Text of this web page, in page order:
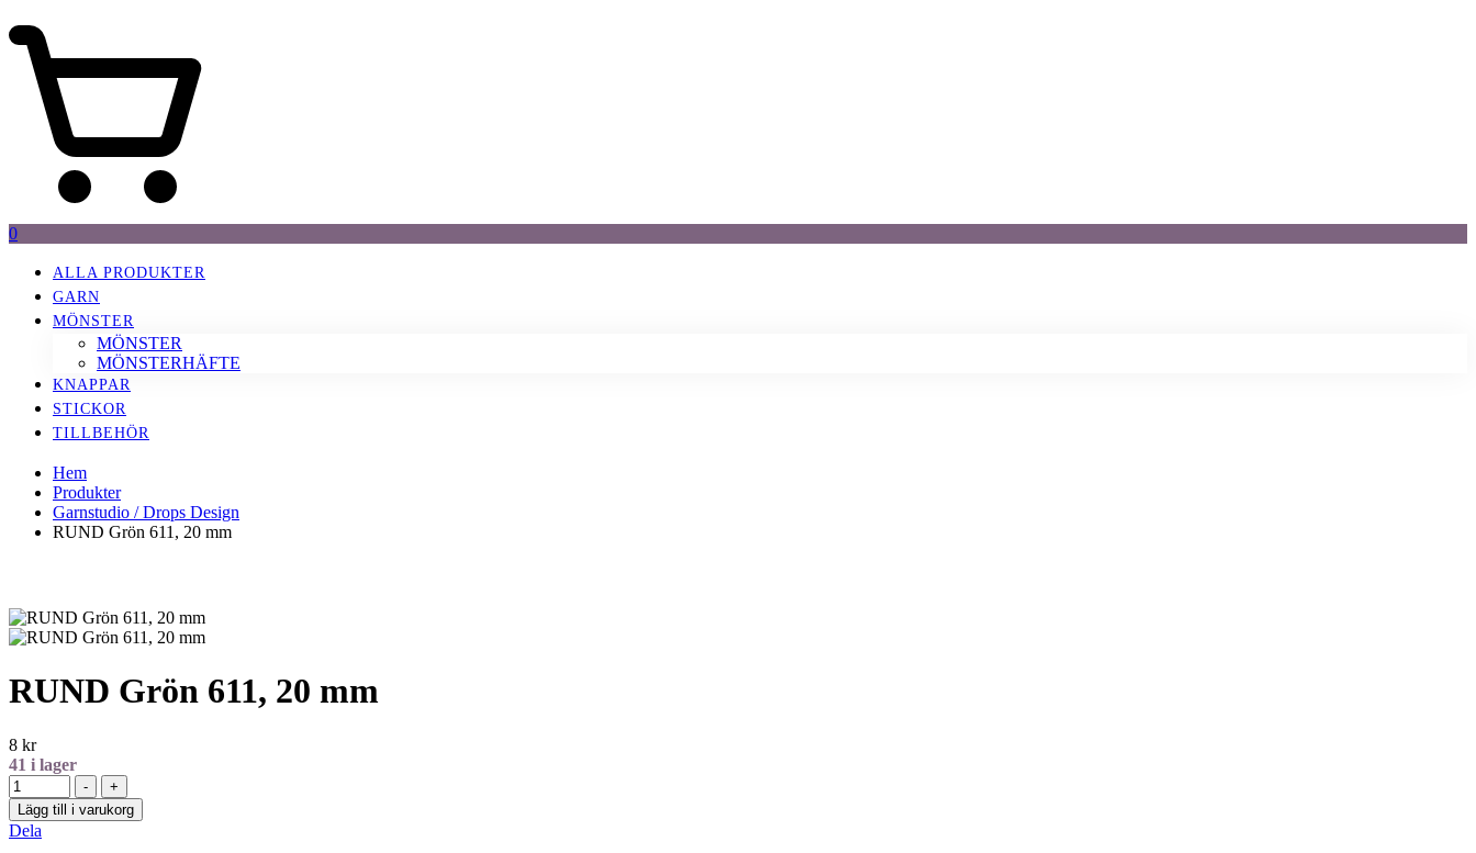
0
ALLA PRODUKTER
GARN
MÖNSTER
MÖNSTER
MÖNSTERHÄFTE
KNAPPAR
STICKOR
TILLBEHÖR
Hem
Produkter
Garnstudio / Drops Design
RUND Grön 611, 20 mm
RUND Grön 611, 20 mm
8 kr
41 i lager
Antal
-
+
Lägg till i varukorg
Dela